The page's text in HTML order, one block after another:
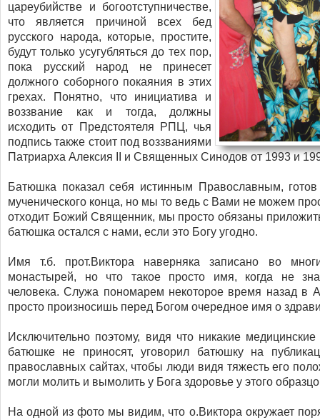
цареубийстве и богоотступничестве,
что является причиной всех бед
русского народа, которые, простите,
будут только усугубляться до тех пор,
пока русский народ не принесет
должного соборного покаяния в этих
грехах. Понятно, что инициатива и
воззвание как и тогда, должны
исходить от Предстоятеля РПЦ, чья
подпись также стоит под воззваниями
Патриарха Алексия II и Священных Синодов от 1993 и
Батюшка показал себя истинным Православным,
мученического конца, но мы то ведь с Вами не можем
отходит Божий Священник, мы просто обязаны
батюшка остался с нами, если это Богу угодно.
Имя т.б. прот.Виктора наверняка записано во
монастырей, но что такое просто имя, когда не
человека. Служа пономарем некоторое время назад в
просто произносишь перед Богом очередное имя о
Исключительно поэтому, видя что никакие
батюшке не приносят, уговорил батюшку на
православных сайтах, чтобы люди видя тяжесть его
могли молить и вымолить у Бога здоровье у этого
На одной из фото мы видим, что о.Виктора окружает